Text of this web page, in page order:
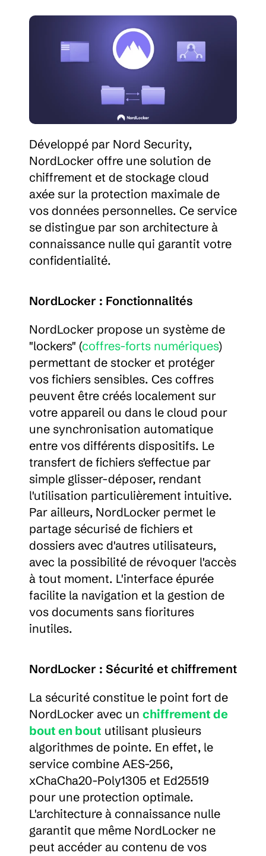
Développé par Nord Security,
NordLocker offre une solution de
chiffrement et de stockage cloud
axée sur la protection maximale de
vos données personnelles. Ce service
se distingue par son architecture à
connaissance nulle qui garantit votre
confidentialité.
NordLocker : Fonctionnalités
NordLocker propose un système de
"lockers" (coffres-forts numériques)
permettant de stocker et protéger
vos fichiers sensibles. Ces coffres
peuvent être créés localement sur
votre appareil ou dans le cloud pour
une synchronisation automatique
entre vos différents dispositifs. Le
transfert de fichiers s'effectue par
simple glisser-déposer, rendant
l'utilisation particulièrement intuitive.
Par ailleurs, NordLocker permet le
partage sécurisé de fichiers et
dossiers avec d'autres utilisateurs,
avec la possibilité de révoquer l'accès
à tout moment. L'interface épurée
facilite la navigation et la gestion de
vos documents sans fioritures
inutiles.
NordLocker : Sécurité et chiffrement
La sécurité constitue le point fort de
NordLocker avec un chiffrement de
bout en bout utilisant plusieurs
algorithmes de pointe. En effet, le
service combine AES-256,
xChaCha20-Poly1305 et Ed25519
pour une protection optimale.
L'architecture à connaissance nulle
garantit que même NordLocker ne
peut accéder au contenu de vos